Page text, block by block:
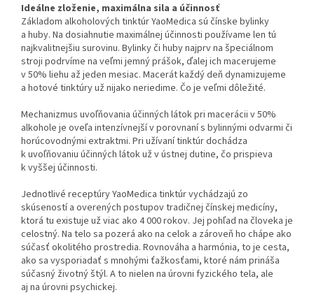
Ideálne zloženie, maximálna sila a účinnosť
Základom alkoholových tinktúr YaoMedica sú čínske bylinky
a huby. Na dosiahnutie maximálnej účinnosti používame len tú
najkvalitnejšiu surovinu. Bylinky či huby najprv na špeciálnom
stroji podrvíme na veľmi jemný prášok, ďalej ich macerujeme
v 50% liehu až jeden mesiac. Macerát každý deň dynamizujeme
a hotové tinktúry už nijako neriedime. Čo je veľmi dôležité.
Mechanizmus uvoľňovania účinných látok pri macerácii v 50%
alkohole je oveľa intenzívnejší v porovnaní s bylinnými odvarmi či
horúcovodnými extraktmi. Pri užívaní tinktúr dochádza
k uvoľňovaniu účinných látok už v ústnej dutine, čo prispieva
k vyššej účinnosti.
Jednotlivé receptúry YaoMedica tinktúr vychádzajú zo
skúseností a overených postupov tradičnej čínskej medicíny,
ktorá tu existuje už viac ako 4 000 rokov. Jej pohľad na človeka je
celostný. Na telo sa pozerá ako na celok a zároveň ho chápe ako
súčasť okolitého prostredia. Rovnováha a harmónia, to je cesta,
ako sa vysporiadať s mnohými ťažkosťami, ktoré nám prináša
súčasný životný štýl. A to nielen na úrovni fyzického tela, ale
aj na úrovni psychickej.